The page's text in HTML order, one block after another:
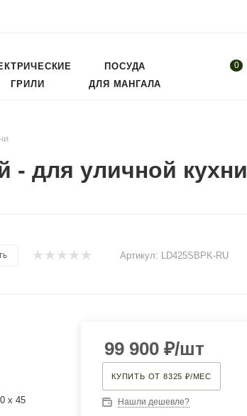
0
ГРИЛИ
ПОСУДА
ДЛЯ МАНГАЛА
- для уличной кухни
Артикул: LD425SBPK-RU
х 45
99 900 ₽/шт
КУПИТЬ ОТ 8325 ₽/МЕС
Нашли дешевле?